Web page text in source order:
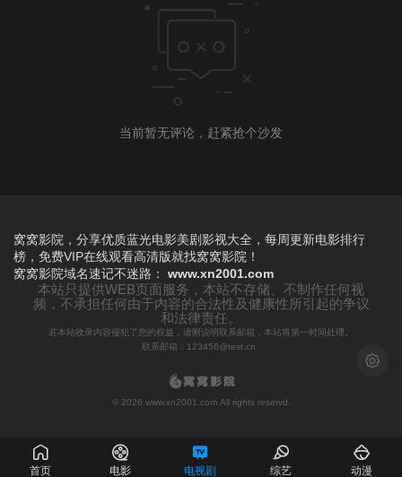
当前暂无评论，赶紧抢个沙发
浅色模
窝窝影院，分享优质蓝光电影美剧影视大全，每周更新电影排行
榜，免费VIP在线观看高清版就找窝窝影院！
窝窝影院域名速记不迷路： www.xn2001.com
本站只提供WEB页面服务，本站不存储、不制作任何视
频，不承担任何由于内容的合法性及健康性所引起的争议
和法律责任。
若本站收录内容侵犯了您的权益，请附说明联系邮箱，本站将第一时间处理。
联系邮箱：123456@test.cn
© 2026 www.xn2001.com All rights reservd.
首页 电影 电视剧 综艺 动漫